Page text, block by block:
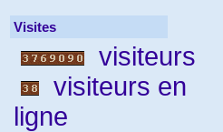
Visites
visiteurs
visiteurs en
ligne